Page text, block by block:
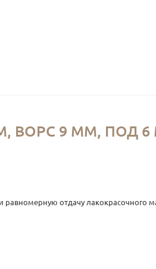
ВОРС 9 ММ, ПОД 6
отдачу лакокрасочного